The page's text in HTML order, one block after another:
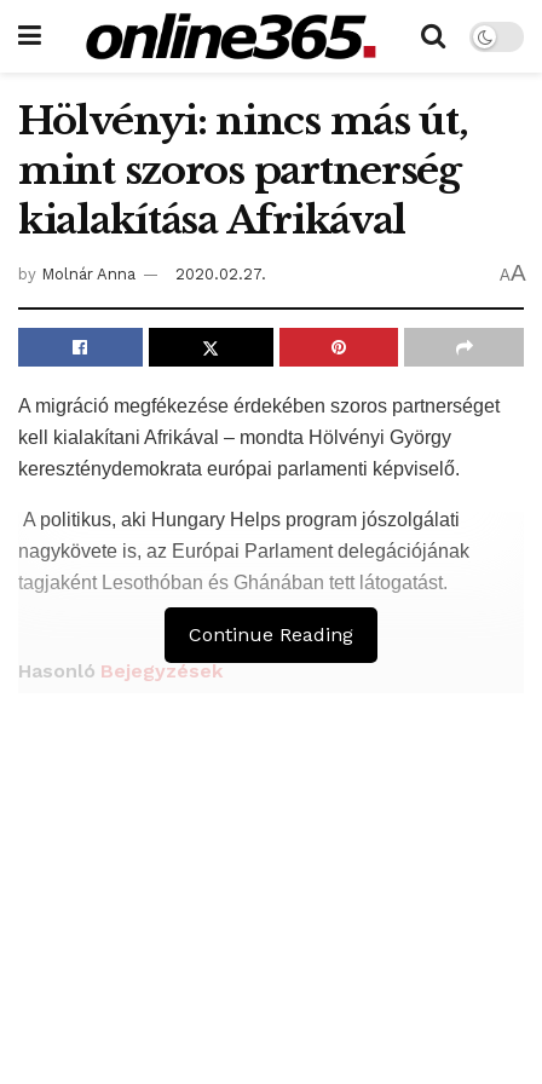
Hölvényi: nincs más út,
mint szoros partnerség
kialakítása Afrikával
by Molnár Anna 2020.02.27. AA
A migráció megfékezése érdekében szoros partnerséget
kell kialakítani Afrikával – mondta Hölvényi György
kereszténydemokrata európai parlamenti képviselő.
A politikus, aki Hungary Helps program jószolgálati
nagykövete is, az Európai Parlament delegációjának
tagjaként Lesothóban és Ghánában tett látogatást.
Hasonló Bejegyzések
Continue Reading